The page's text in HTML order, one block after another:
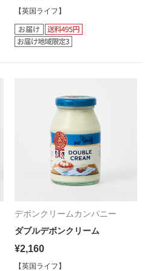
【英国ライフ】
デボンクリームカンパニー
ダブルデボンクリーム
¥2,160
【英国ライフ】